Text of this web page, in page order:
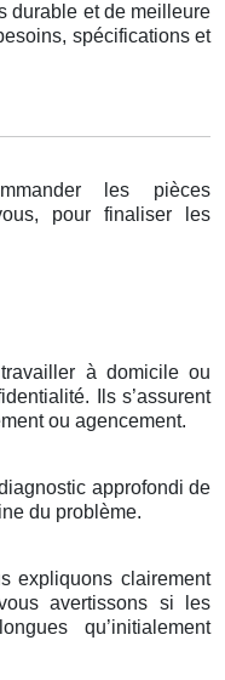
durable et de meilleure
spécifications et
les pièces
pour finaliser les
à domicile ou
Ils s’assurent
ou agencement.
approfondi de
du problème.
expliquons clairement
avertissons si les
qu’initialement